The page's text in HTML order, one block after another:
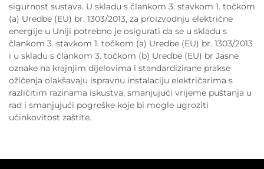
sigurnost sustava. U skladu s člankom 3. stavkom 1. točkom
(a) Uredbe (EU) br. 1303/2013, za proizvodnju električne
energije u Uniji potrebno je osigurati da se u skladu s
člankom 3. stavkom 1. točkom (a) Uredbe (EU) br. 1303/2013
i u skladu s člankom 3. točkom (b) Uredbe (EU) br Jasne
oznake na krajnjim dijelovima i standardizirane prakse
ožičenja olakšavaju ispravnu instalaciju električarima s
različitim razinama iskustva, smanjujući vrijeme puštanja u
rad i smanjujući pogreške koje bi mogle ugroziti
učinkovitost zaštite.